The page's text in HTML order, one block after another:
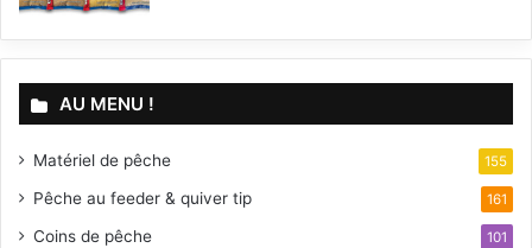
AU MENU !
Matériel de pêche 155
Pêche au feeder & quiver tip 161
Coins de pêche 101